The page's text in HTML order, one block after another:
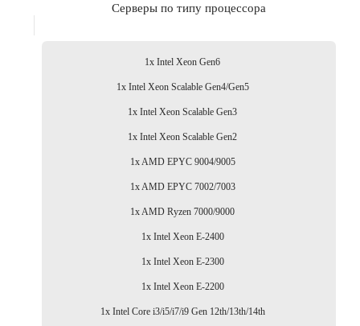
Серверы по типу процессора
1x Intel Xeon Gen6
1x Intel Xeon Scalable Gen4/Gen5
1x Intel Xeon Scalable Gen3
1x Intel Xeon Scalable Gen2
1x AMD EPYC 9004/9005
1x AMD EPYC 7002/7003
1x AMD Ryzen 7000/9000
1x Intel Xeon E-2400
1x Intel Xeon E-2300
1x Intel Xeon E-2200
1x Intel Core i3/i5/i7/i9 Gen 12th/13th/14th